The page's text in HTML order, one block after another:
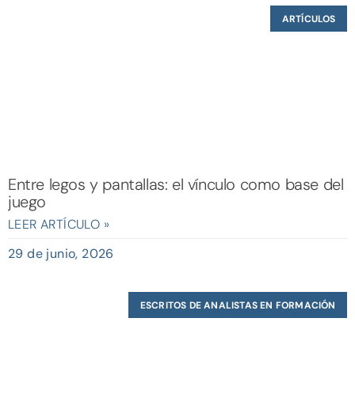
ARTÍCULOS
Entre legos y pantallas: el vínculo como base del
juego
LEER ARTÍCULO »
29 de junio, 2026
ESCRITOS DE ANALISTAS EN FORMACIÓN